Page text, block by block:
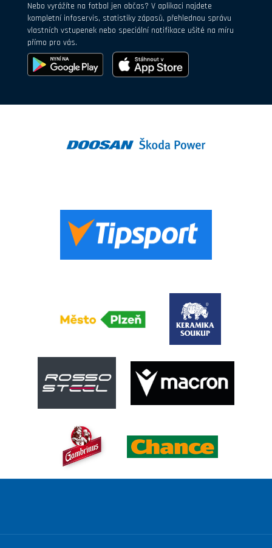
Nebo vyrážíte na fotbal jen občas? V aplikaci najdete
kompletní infoservis, statistiky zápasů, přehlednou správu
vlastních vstupenek nebo speciální notifikace ušité na míru
přímo pro vás.